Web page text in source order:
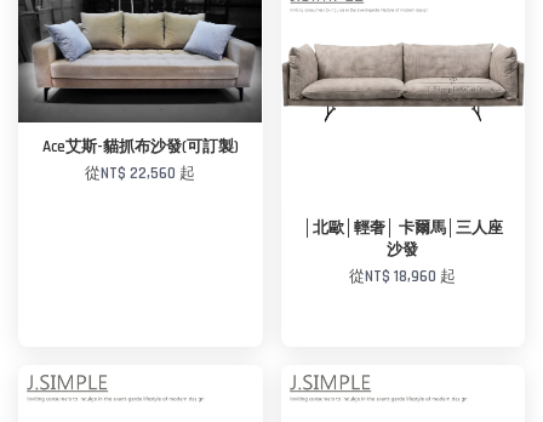
加入購物車
Ace艾斯-貓抓布沙發(可訂製)
從NT$ 22,560 起
│北歐│輕奢│ 卡爾馬│三人座
沙發
從NT$ 18,960 起